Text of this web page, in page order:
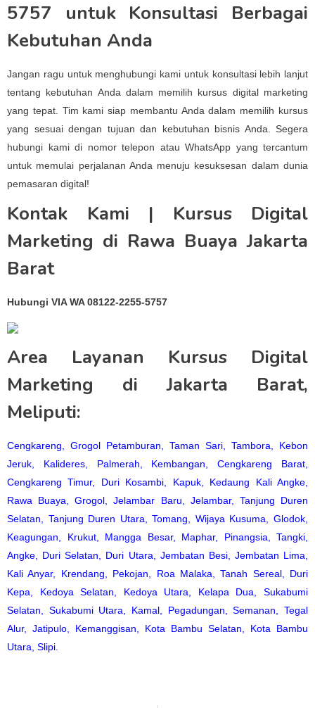
5757 untuk Konsultasi Berbagai
Kebutuhan Anda
Jangan ragu untuk menghubungi kami untuk konsultasi lebih lanjut
tentang kebutuhan Anda dalam memilih kursus digital marketing
yang tepat. Tim kami siap membantu Anda dalam memilih kursus
yang sesuai dengan tujuan dan kebutuhan bisnis Anda. Segera
hubungi kami di nomor telepon atau WhatsApp yang tercantum
untuk memulai perjalanan Anda menuju kesuksesan dalam dunia
pemasaran digital!
Kontak Kami | Kursus Digital
Marketing di Rawa Buaya Jakarta
Barat
Hubungi VIA WA 08122-2255-5757
Area Layanan Kursus Digital
Marketing di Jakarta Barat,
Meliputi:
Cengkareng Grogol Petamburan Taman Sari Tambora
Kebon
Jeruk
Kalideres, Palmerah Kembangan ,Cengkareng Barat
Cengkareng Timur, Duri Kosambi Kapuk, Kedaung Kali Angke
Rawa Buaya ,Grogol ,Jelambar Baru Jelambar, Tanjung Duren
Selatan
Tanjung Duren Utara ,Tomang Wijaya Kusuma ,Glodok
Keagungan
Krukut, Mangga Besar, Maphar, Pinangsia Tangki
Angke
Duri Selatan Duri Utara Jembatan Besi, Jembatan Lima
Kali Anyar, Krendang Pekojan Roa Malaka ,Tanah Sereal, Duri
Kepa
Kedoya Selatan Kedoya Utara Kelapa Dua ,Sukabumi
Selatan
Sukabumi Utara Kamal Pegadungan ,Semanan ,Tegal
Alur, Jatipulo Kemanggisan Kota Bambu Selatan
Kota Bambu
Utara Slipi